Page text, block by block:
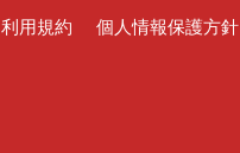
利用規約 個人情報保護方針